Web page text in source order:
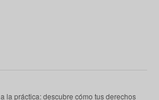
la práctica: descubre cómo tus derechos